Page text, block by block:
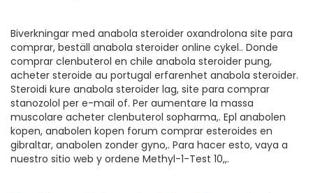
Biverkningar med anabola steroider oxandrolona site para
comprar, beställ anabola steroider online cykel.. Donde
comprar clenbuterol en chile anabola steroider pung,
acheter steroide au portugal erfarenhet anabola steroider.
Steroidi kure anabola steroider lag, site para comprar
stanozolol per e-mail of. Per aumentare la massa
muscolare acheter clenbuterol sopharma,. Epl anabolen
kopen, anabolen kopen forum comprar esteroides en
gibraltar, anabolen zonder gyno,. Para hacer esto, vaya a
nuestro sitio web y ordene Methyl-1-Test 10,,.